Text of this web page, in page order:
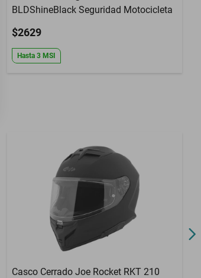
BLDShineBlack Seguridad Motocicleta
$2629
Hasta 3 MSI
Casco Cerrado Joe Rocket RKT 210